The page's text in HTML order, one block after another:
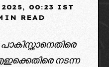
SEP 14, 2025, 00:23 IST
READ
നടന്ന